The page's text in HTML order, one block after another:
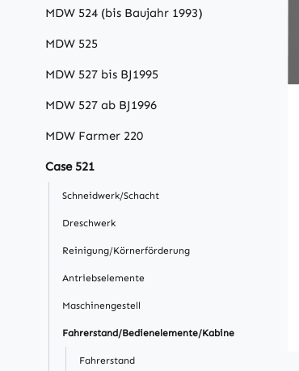
MDW 524 (bis Baujahr 1993)
MDW 525
MDW 527 bis BJ1995
MDW 527 ab BJ1996
MDW Farmer 220
Case 521
Schneidwerk/Schacht
Dreschwerk
Reinigung/Körnerförderung
Antriebselemente
Maschinengestell
Fahrerstand/Bedienelemente/Kabine
Fahrerstand